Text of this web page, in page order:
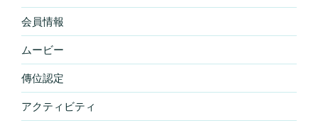
会員情報
ムービー
傳位認定
アクティビティ